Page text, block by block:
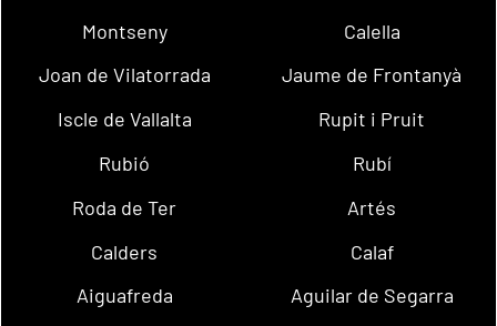
Montseny
Calella
Joan de Vilatorrada
Jaume de Frontanyà
Iscle de Vallalta
Rupit i Pruit
Rubió
Rubí
Roda de Ter
Artés
Calders
Calaf
Aiguafreda
Aguilar de Segarra